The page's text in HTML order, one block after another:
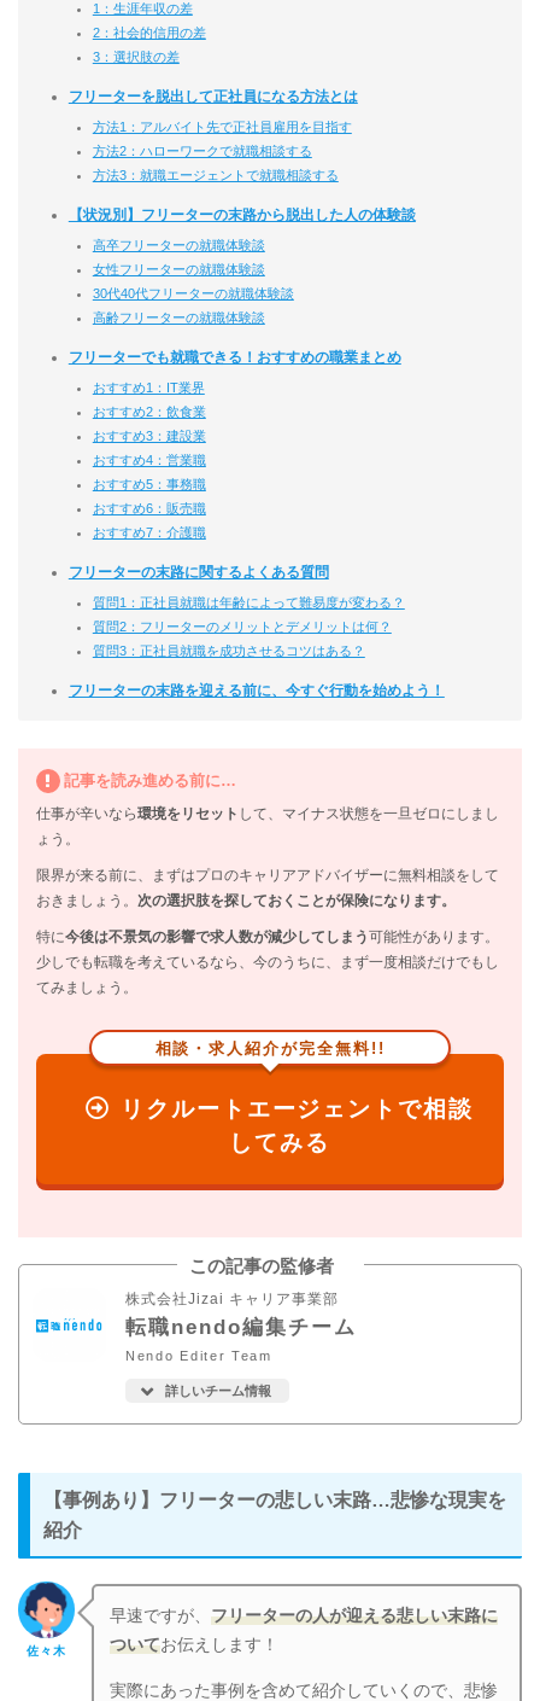
1：生涯年収の差
2：社会的信用の差
3：選択肢の差
フリーターを脱出して正社員になる方法とは
方法1：アルバイト先で正社員雇用を目指す
方法2：ハローワークで就職相談する
方法3：就職エージェントで就職相談する
【状況別】フリーターの末路から脱出した人の体験談
高卒フリーターの就職体験談
女性フリーターの就職体験談
30代40代フリーターの就職体験談
高齢フリーターの就職体験談
フリーターでも就職できる！おすすめの職業まとめ
おすすめ1：IT業界
おすすめ2：飲食業
おすすめ3：建設業
おすすめ4：営業職
おすすめ5：事務職
おすすめ6：販売職
おすすめ7：介護職
フリーターの末路に関するよくある質問
質問1：正社員就職は年齢によって難易度が変わる？
質問2：フリーターのメリットとデメリットは何？
質問3：正社員就職を成功させるコツはある？
フリーターの末路を迎える前に、今すぐ行動を始めよう！
記事を読み進める前に…
仕事が辛いなら環境をリセット して、マイナス状態を一旦ゼロにしまし
ょう。
限界が来る前に、まずはプロのキャリアアドバイザーに無料相談をして
おきましょう。 次の選択肢を探しておくことが保険になります。
特に今後は不景気の影響で求人数が減少してしまう可能性があります。
少しでも転職を考えているなら、今のうちに、まず一度相談だけでもし
てみましょう。
相談・求人紹介が完全無料!!
リクルートエージェントで相談
してみる
この記事の監修者
株式会社Jizai キャリア事業部
転職nendo編集チーム
Nendo Editer Team
詳しいチーム情報
【事例あり】フリーターの悲しい末路…悲惨な現実を
紹介
佐々木
早速ですが、フリーターの人が迎える悲しい末路に
ついてお伝えします！
実際にあった事例を含めて紹介していくので、悲惨